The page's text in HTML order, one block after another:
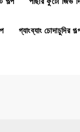
গ্যাংব্যাং চোদাচুদির